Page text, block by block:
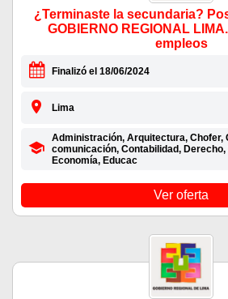
¿Terminaste la secundaria?
GOBIERNO REGIONAL
empleos
Finalizó el 18/06/2024
Lima
Administración, Arquitectura, Chofer,
comunicación, Contabilidad,
Economía, Educac
Ver oferta